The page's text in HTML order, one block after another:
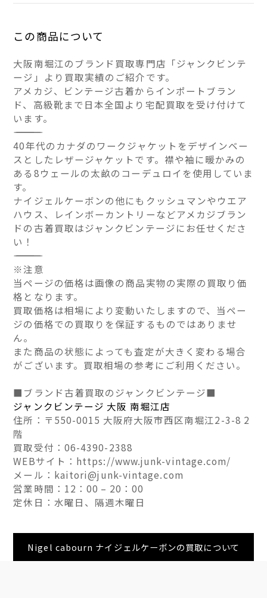
この商品について
大阪南堀江のブランド買取専門店「ジャンクビンテ
ージ」より買取実績のご紹介です。
アメカジ、ビンテージ古着からインポートブラン
ド、高級靴まで日本全国より宅配買取を受け付けて
います。
――――――――――――――
40年代のカナダのワークジャケットをデザインベー
スとしたレザージャケットです。襟や袖に暖かみの
ある8ウェールの太畝のコーデュロイを使用していま
す。
ナイジェルケーボンの他にもクッシュマンやウエア
ハウス、レインボーカントリーなどアメカジブラン
ドの古着買取はジャンクビンテージにお任せくださ
い！
――――――――――――――
※注意
当ページの価格は画像の商品実物の実際の買取り価
格となります。
買取価格は相場により変動いたしますので、当ペー
ジの価格での買取りを保証するものではありませ
ん。
また商品の状態によっても査定が大きく変わる場合
がございます。買取相場の参考にご利用ください。
■ブランド古着買取のジャンクビンテージ■
ジャンクビンテージ 大阪 南堀江店
住所：〒550-0015 大阪府大阪市西区南堀江2-3-8 2
階
買取受付：06-4390-2388
WEBサイト：https://www.junk-vintage.com/
メール：kaitori@junk-vintage.com
営業時間：12：00 – 20：00
定休日：水曜日、隔週木曜日
Nigel cabourn ナイジェルケーボンの買取について